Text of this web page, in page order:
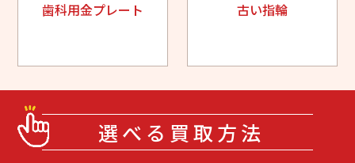
歯科用金プレート 古い指輪
選べる買取方法